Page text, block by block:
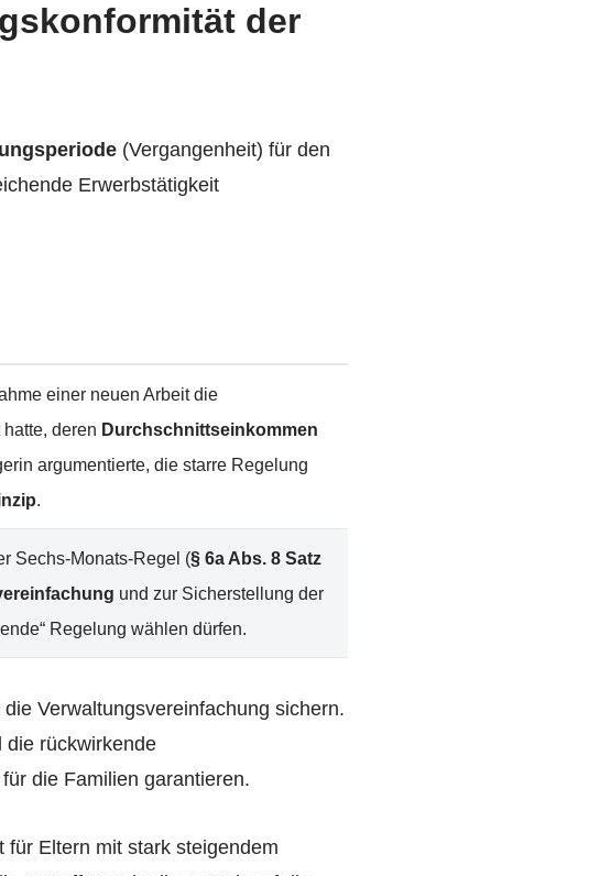
der
(Vergangenheit) für den
Erwerbstätigkeit
einer neuen Arbeit die
deren Durchschnittseinkommen
argumentierte, die starre Regelung
.
Sechs-Monats-Regel (§ 6a Abs. 8 Satz
und zur Sicherstellung der
Regelung wählen dürfen.
Verwaltungsvereinfachung sichern.
die rückwirkende
die Familien garantieren.
Eltern mit stark steigendem